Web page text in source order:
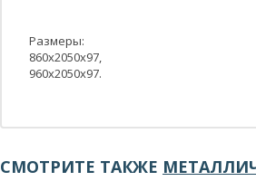
Размеры:
860х2050х97,
960х2050х97.
СМОТРИТЕ ТАКЖЕ